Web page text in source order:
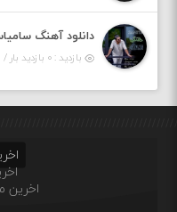
دانلود آهنگ
بازدید : ۰ بازدید بار /
اخرین